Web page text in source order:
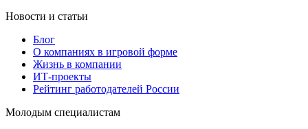
Новости и статьи
Блог
О компаниях в игровой форме
Жизнь в компании
ИТ-проекты
Рейтинг работодателей России
Молодым специалистам